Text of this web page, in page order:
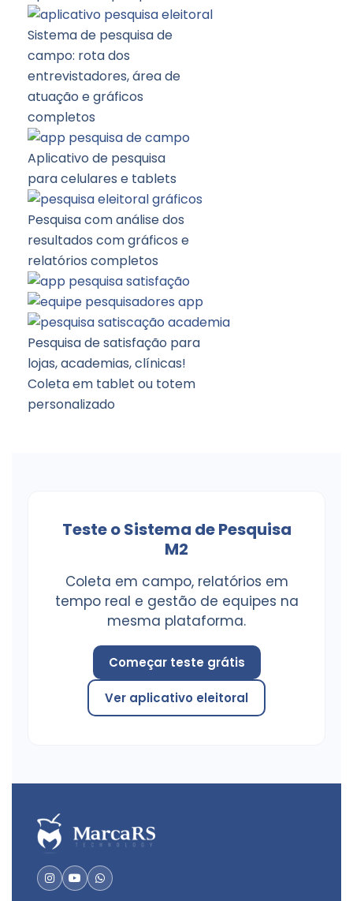
Sistema de pesquisa de
campo: rota dos
entrevistadores, área de
atuação e gráficos
completos
Aplicativo de pesquisa
para celulares e tablets
Pesquisa com análise dos
resultados com gráficos e
relatórios completos
Pesquisa de satisfação para
lojas, academias, clínicas!
Coleta em tablet ou totem
personalizado
Teste o Sistema de Pesquisa
M2
Coleta em campo, relatórios em
tempo real e gestão de equipes na
mesma plataforma.
Começar teste grátis
Ver aplicativo eleitoral